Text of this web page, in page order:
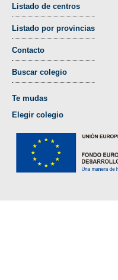
Listado de centros
Listado por provincias
Contacto
Buscar colegio
Te mudas
Elegir colegio